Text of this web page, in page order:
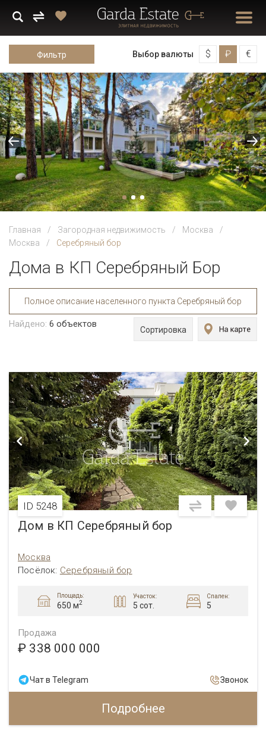
Фильтр Выбор валюты $ ₽ €
Главная Загородная недвижимость
Москва
Москва
Серебряный бор
Дома в КП Серебряный Бор
Полное описание населенного пункта Серебряный бор
Найдено: 6 объектов
Сортировка
ID 5248
Дом в КП Серебряный бор
Москва
Посёлок: Серебряный бор
Площадь:
650 м2
Участок:
5 сот.
Спален:
5
Продажа
₽ 338 000 000
Чат в Telegram Звонок
Подробнее